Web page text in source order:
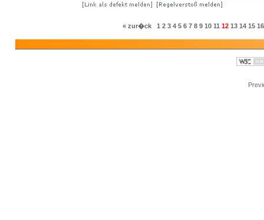
« zur�ck 1 2 3 4 5 6 7 8 9 10 11 12 13 14 15 16